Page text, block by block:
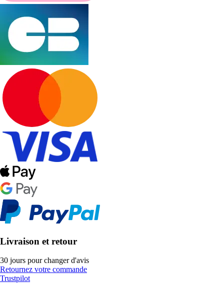
Livraison et retour
30 jours pour changer d'avis
Retournez votre commande
Trustpilot